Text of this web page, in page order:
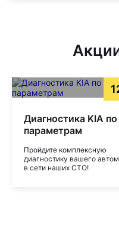
Диагностика KIA по
параметрам
Пройдите комплексную
диагностику вашего
в сети наших СТО!